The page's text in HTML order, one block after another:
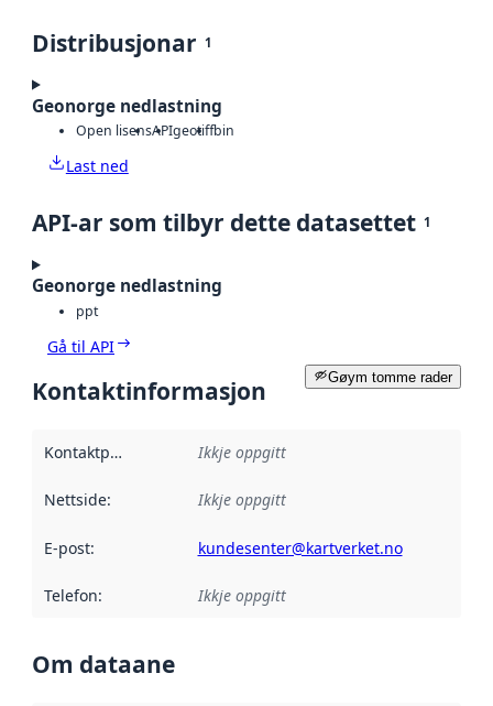
Distribusjonar 1
Geonorge nedlastning
Open lisensAPIgeotiffbin
Last ned
API-ar som tilbyr dette datasettet 1
Geonorge nedlastning
ppt
Gå til API
Gøym tomme rader
Kontaktinformasjon
Kontaktpunkt Ikkje oppgitt
Nettside: Ikkje oppgitt
E-post: kundesenter@kartverket.no
Telefon: Ikkje oppgitt
Om dataane